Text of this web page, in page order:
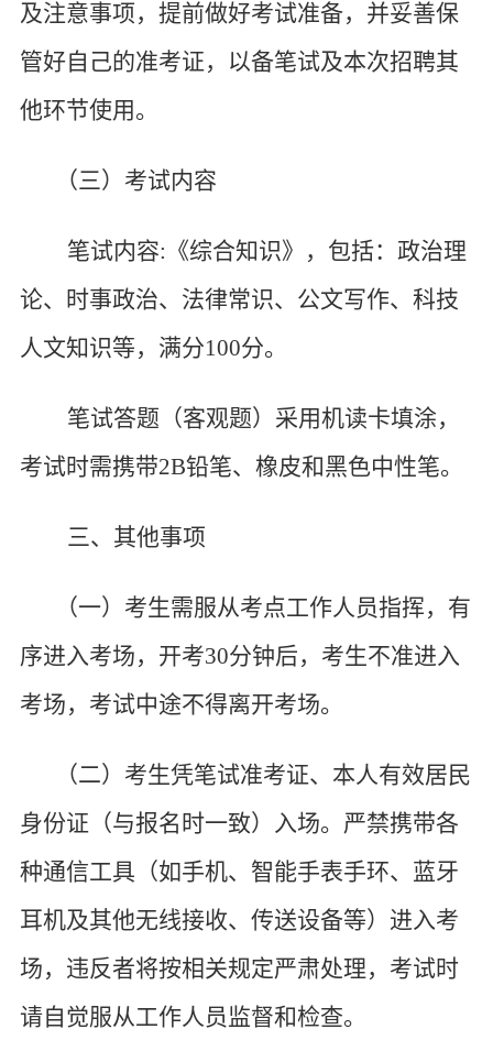
及注意事项，提前做好考试准备，并妥善保
管好自己的准考证，以备笔试及本次招聘其
他环节使用。
（三）考试内容
笔试内容:《综合知识》，包括：政治理
论、时事政治、法律常识、公文写作、科技
人文知识等，满分100分。
笔试答题（客观题）采用机读卡填涂，
考试时需携带2B铅笔、橡皮和黑色中性笔。
三、其他事项
（一）考生需服从考点工作人员指挥，有
序进入考场，开考30分钟后，考生不准进入
考场，考试中途不得离开考场。
（二）考生凭笔试准考证、本人有效居民
身份证（与报名时一致）入场。严禁携带各
种通信工具（如手机、智能手表手环、蓝牙
耳机及其他无线接收、传送设备等）进入考
场，违反者将按相关规定严肃处理，考试时
请自觉服从工作人员监督和检查。